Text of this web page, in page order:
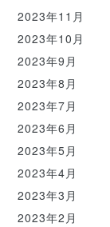
2023年11月
2023年10月
2023年9月
2023年8月
2023年7月
2023年6月
2023年5月
2023年4月
2023年3月
2023年2月